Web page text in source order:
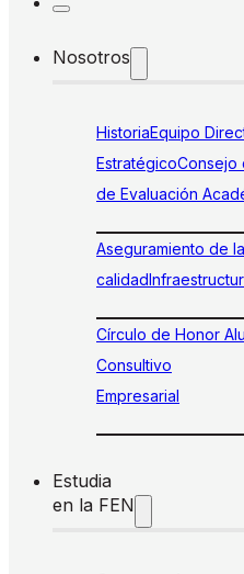
Nosotros
HistoriaEquipo
EstratégicoConsejo
de Evaluación
Aseguramiento de la
calidad
Círculo de Honor
Consultivo
Empresarial
Estudia
en la FEN